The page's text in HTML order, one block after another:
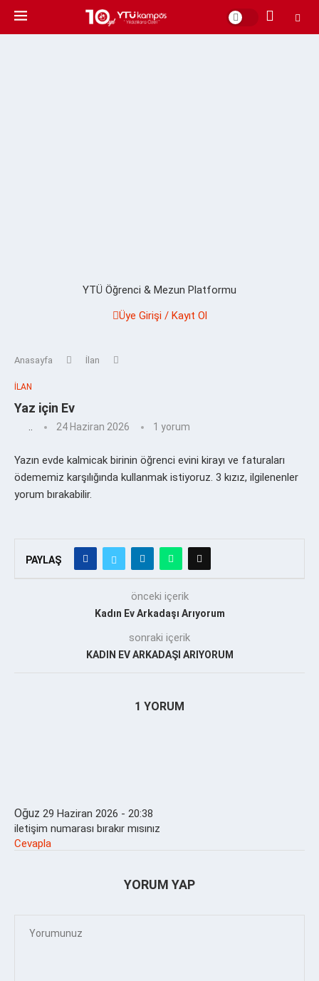
YTÜ Öğrenci & Mezun Platformu
Üye Girişi / Kayıt Ol
Anasayfa İlan
İLAN
Yaz için Ev
24 Haziran 2026 1 yorum
Yazın evde kalmicak birinin öğrenci evini kirayı ve faturaları
ödememiz karşılığında kullanmak istiyoruz. 3 kızız, ilgilenenler
yorum bırakabilir.
PAYLAŞ
önceki içerik
Kadın Ev Arkadaşı Arıyorum
sonraki içerik
KADIN EV ARKADAŞI ARIYORUM
1 YORUM
Oğuz 29 Haziran 2026 - 20:38
iletişim numarası bırakır mısınız
Cevapla
YORUM YAP